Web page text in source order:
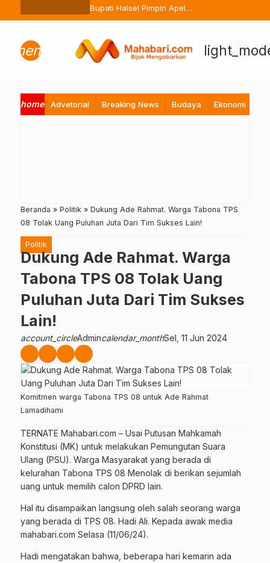
Ternate Buang Sembarangan
Bupati Halsel Pimpin Apel
Perdana Pasca Lebaran, Tekan
menu
home Advetorial Breaking News Budaya Ekonomi
Beranda » Politik » Dukung Ade Rahmat. Warga Tabona TPS
08 Tolak Uang Puluhan Juta Dari Tim Sukses Lain!
Politik
Dukung Ade Rahmat. Warga
Tabona TPS 08 Tolak Uang
Puluhan Juta Dari Tim Sukses
Lain!
account_circleAdmincalendar_monthSel, 11 Jun 2024
Komitmen warga Tabona TPS 08 untuk Ade Rahmat
Lamadihami
TERNATE Mahabari.com – Usai Putusan Mahkamah
Konstitusi (MK) untuk melakukan Pemungutan Suara
Ulang (PSU). Warga Masyarakat yang berada di
kelurahan Tabona TPS 08 Menolak di berikan sejumlah
uang untuk memilih calon DPRD lain.
Hal itu disampaikan langsung oleh salah seorang warga
yang berada di TPS 08. Hadi Ali. Kepada awak media
mahabari.com Selasa (11/06/24).
Hadi mengatakan bahwa, beberapa hari kemarin ada